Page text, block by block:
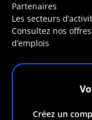
Partenaires
Les secteurs
Consultez nos offres
d’emplois
Créez un